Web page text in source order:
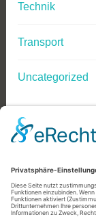
Technik
Transport
Uncategorized
Impressum